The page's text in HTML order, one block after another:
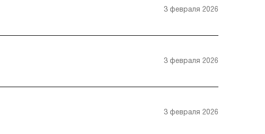
3 февраля 2026
3 февраля 2026
3 февраля 2026